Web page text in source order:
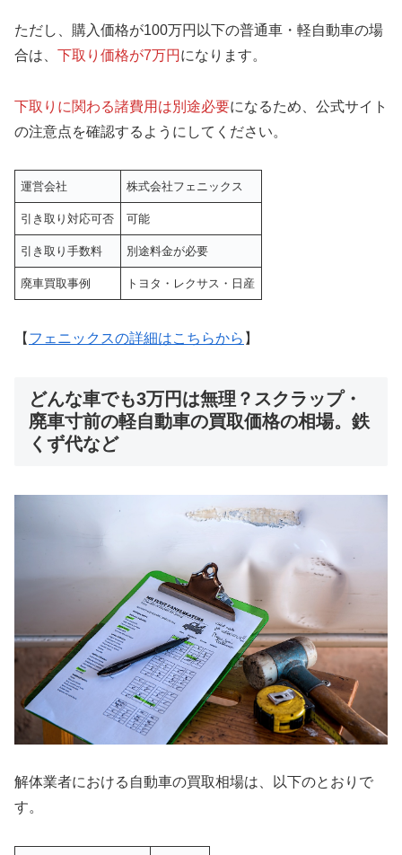
ただし、購入価格が100万円以下の普通車・軽自動車の場
合は、 下取り価格が7万円 になります。
下取りに関わる諸費用は別途必要になるため、公式サイト
の注意点を確認するようにしてください。
運営会社 株式会社フェニックス
引き取り対応可否 可能
引き取り手数料 別途料金が必要
廃車買取事例 トヨタ・レクサス・日産
【 フェニックスの詳細はこちらから 】
どんな車でも3万円は無理？スクラップ・
廃車寸前の軽自動車の買取価格の相場。鉄
くず代など
解体業者における自動車の買取相場は、以下のとおりで
す。